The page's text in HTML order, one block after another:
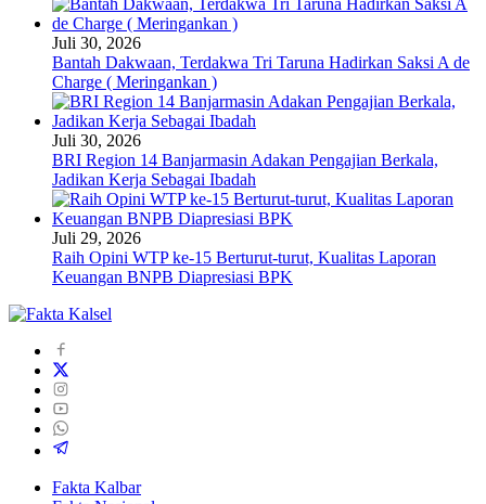
Juli 30, 2026
Bantah Dakwaan, Terdakwa Tri Taruna Hadirkan Saksi A de
Charge ( Meringankan )
Juli 30, 2026
BRI Region 14 Banjarmasin Adakan Pengajian Berkala,
Jadikan Kerja Sebagai Ibadah
Juli 29, 2026
Raih Opini WTP ke-15 Berturut-turut, Kualitas Laporan
Keuangan BNPB Diapresiasi BPK
Fakta Kalbar